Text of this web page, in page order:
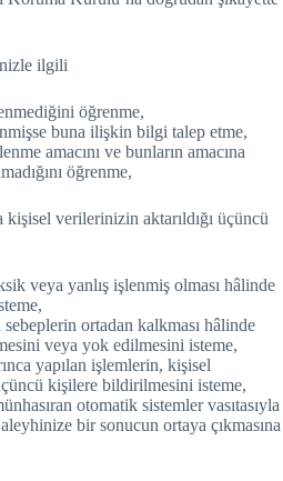
ilgili
öğrenme,
buna ilişkin bilgi talep etme,
amacını ve bunların amacına
öğrenme,
verilerinizin aktarıldığı üçüncü
veya yanlış işlenmiş olması hâlinde
ortadan kalkması hâlinde
veya yok edilmesini isteme,
yapılan işlemlerin, kişisel
kişilere bildirilmesini isteme,
otomatik sistemler vasıtasıyla
bir sonucun ortaya çıkmasına